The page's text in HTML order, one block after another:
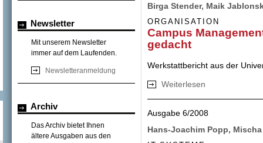
Newsletter
Mit unserem Newsletter
immer auf dem Laufenden.
Newsletteranmeldung
Archiv
Das Archiv bietet Ihnen
ältere Ausgaben aus den
Birga Stender, Maik
ORGANISATION
Campus
gedacht
Werkstattbericht aus der
Weiterlesen
Ausgabe 6/2008
Hans-Joachim Popp,